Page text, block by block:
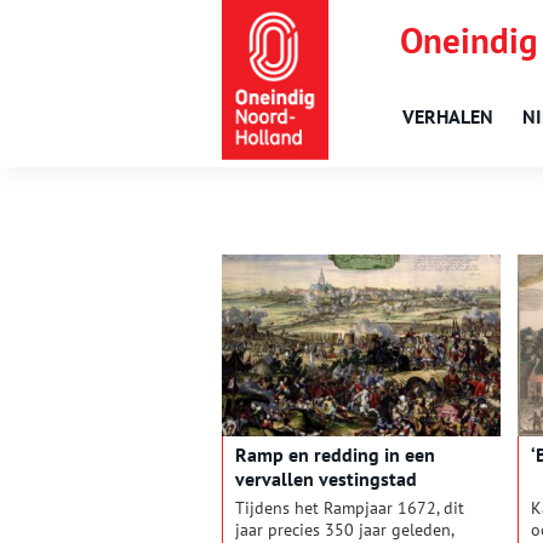
VERHALEN
Ramp en redding in een
vervallen vestingstad
Tijdens het Rampjaar 1672, dit
jaar precies 350 jaar geleden,